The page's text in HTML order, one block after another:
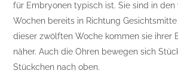
für Embryonen typisch ist. Sie sind in den
Wochen bereits in Richtung
dieser zwölften Woche kommen sie ihrer
näher. Auch die Ohren bewegen sich
Stückchen nach oben.